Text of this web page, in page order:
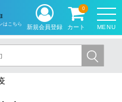
MENU
はこちら
新規会員登録 カート
0